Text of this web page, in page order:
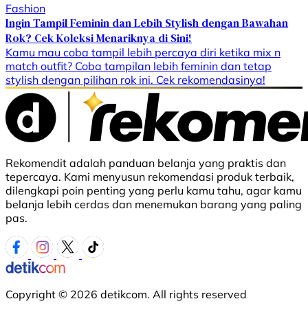
Fashion
Ingin Tampil Feminin dan Lebih Stylish dengan Bawahan
Rok? Cek Koleksi Menariknya di Sini!
Kamu mau coba tampil lebih percaya diri ketika mix n
match outfit? Coba tampilan lebih feminin dan tetap
stylish dengan pilihan rok ini. Cek rekomendasinya!
Rekomendit adalah panduan belanja yang praktis dan
tepercaya. Kami menyusun rekomendasi produk terbaik,
dilengkapi poin penting yang perlu kamu tahu, agar kamu
belanja lebih cerdas dan menemukan barang yang paling
pas.
Copyright © 2026 detikcom. All rights reserved